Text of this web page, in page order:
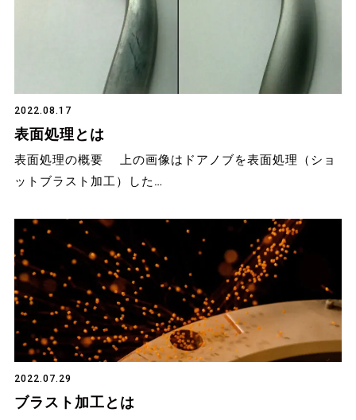
2022.08.17
表面処理とは
表面処理の概要 上の画像はドアノブを表面処理（ショ
ットブラスト加工）した…
2022.07.29
ブラスト加工とは